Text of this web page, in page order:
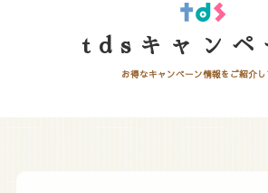
tdsキャンペ
お得なキャンペーン情報をご紹介